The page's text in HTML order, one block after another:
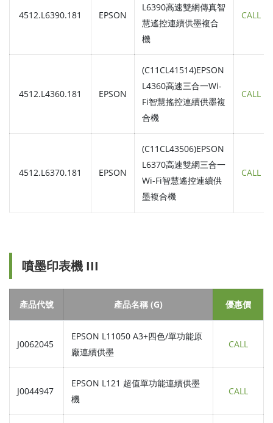
4512.L6390.181 EPSON
L6390高速雙網傳真智
慧遙控連續供墨複合
機
CALL
4512.L4360.181 EPSON
(C11CL41514)EPSON
L4360高速三合一Wi-
Fi智慧搖控連續供墨複
合機
CALL
4512.L6370.181 EPSON
(C11CL43506)EPSON
L6370高速雙網三合一
Wi-Fi智慧遙控連續供
墨複合機
CALL
噴墨印表機 III
產品代號 產品名稱 (G) 優惠價
J0062045
EPSON L11050 A3+四色/單功能原
廠連續供墨
CALL
J0044947
EPSON L121 超值單功能連續供墨
機
CALL